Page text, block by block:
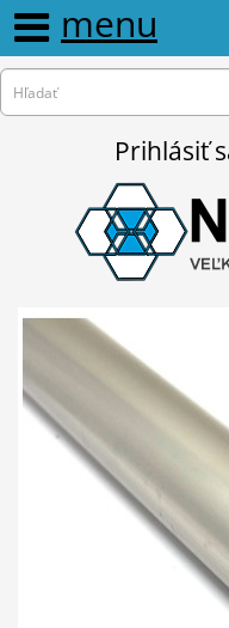
menu
Prihlásiť